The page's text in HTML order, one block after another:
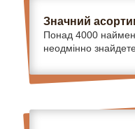
Значний
Понад 4000
неодмінно